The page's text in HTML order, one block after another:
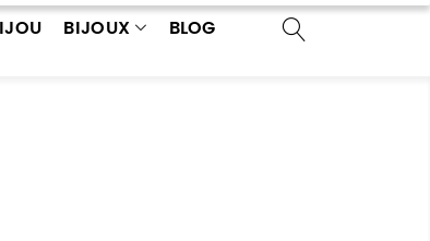
BIJOUX BLOG